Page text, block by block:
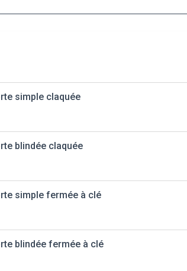
simple claquée
blindée claquée
simple fermée à clé
blindée fermée à clé